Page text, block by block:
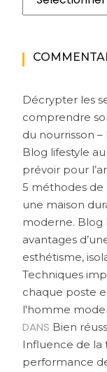
Décrypter les
comprendre
du nourrisson
Blog lifestyle
prévoir pour
5 méthodes
une maison
moderne. Blog
avantages
esthétisme,
Techniques
chaque poste
l'homme
DANS Bien
Influence de la
performance